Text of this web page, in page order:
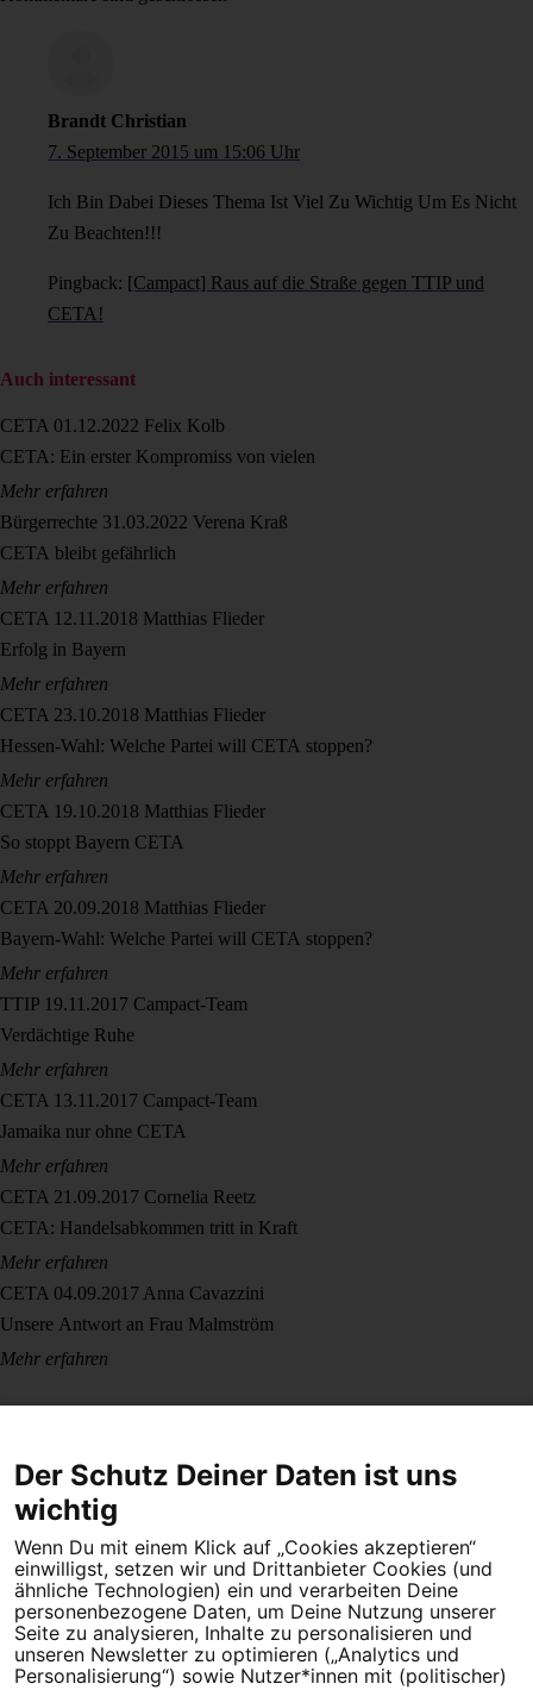
Brandt Christian
7. September 2015 um 15:06 Uhr
Ich Bin Dabei Dieses Thema Ist Viel Zu Wichtig Um Es Nicht
Zu Beachten!!!
Pingback: [Campact] Raus auf die Straße gegen TTIP und
CETA!
Auch interessant
CETA 01.12.2022 Felix Kolb
CETA: Ein erster Kompromiss von vielen
Mehr erfahren
Bürgerrechte 31.03.2022 Verena Kraß
CETA bleibt gefährlich
Mehr erfahren
CETA 12.11.2018 Matthias Flieder
Erfolg in Bayern
Mehr erfahren
CETA 23.10.2018 Matthias Flieder
Hessen-Wahl: Welche Partei will CETA stoppen?
Mehr erfahren
CETA 19.10.2018 Matthias Flieder
So stoppt Bayern CETA
Mehr erfahren
CETA 20.09.2018 Matthias Flieder
Bayern-Wahl: Welche Partei will CETA stoppen?
Mehr erfahren
TTIP 19.11.2017 Campact-Team
Verdächtige Ruhe
Mehr erfahren
CETA 13.11.2017 Campact-Team
Jamaika nur ohne CETA
Mehr erfahren
CETA 21.09.2017 Cornelia Reetz
CETA: Handelsabkommen tritt in Kraft
Mehr erfahren
CETA 04.09.2017 Anna Cavazzini
Unsere Antwort an Frau Malmström
Mehr erfahren
Dein Engagement macht den Unterschied. Schließe Dich 4,5
Millionen Menschen an.
Newsletter bestellen
Der Schutz Deiner Daten ist uns
wichtig
Wenn Du mit einem Klick auf „Cookies akzeptieren“
einwilligst, setzen wir und Drittanbieter Cookies (und
ähnliche Technologien) ein und verarbeiten Deine
personenbezogene Daten, um Deine Nutzung unserer
Seite zu analysieren, Inhalte zu personalisieren und
unseren Newsletter zu optimieren („Analytics und
Personalisierung“) sowie Nutzer*innen mit (politischer)